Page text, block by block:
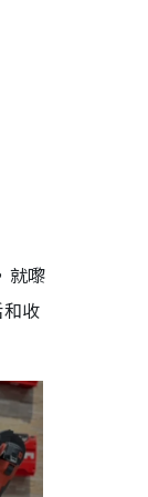
就嚟
收